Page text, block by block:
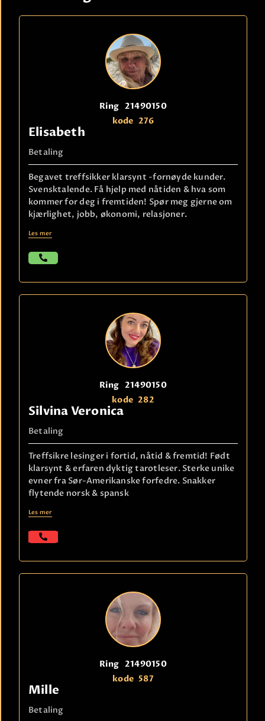
Ring 21490150
kode 276
Elisabeth
Betaling
Begavet treffsikker klarsynt -fornøyde kunder.
Svensktalende. Få hjelp med nåtiden & hva som
kommer for deg i fremtiden! Spør meg gjerne om
kjærlighet, jobb, økonomi, relasjoner.
Les mer
Ring 21490150
kode 282
Silvina Veronica
Betaling
Treffsikre lesinger i fortid, nåtid & fremtid! Født
klarsynt & erfaren dyktig tarotleser. Sterke unike
evner fra Sør-Amerikanske forfedre. Snakker
flytende norsk & spansk
Les mer
Ring 21490150
kode 587
Mille
Betaling